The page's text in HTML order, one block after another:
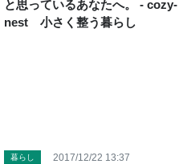
と思っているあなたへ。 - cozy-
nest 小さく整う暮らし
暮らし 2017/12/22 13:37